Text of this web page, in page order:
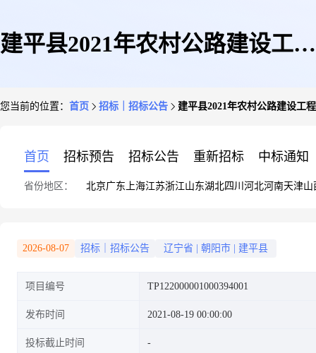
建平县2021年农村公路建设工程
您当前的位置： 首页 招标｜招标公告 建平县2021年农村公路建设工
首页 招标预告 招标公告 重新招标 中标通知
省份地区： 北京广东 上海江苏浙江山东湖北四川 河北河南天津山
2026-08-07 招标｜招标公告 辽宁省 朝阳市 建平县
项目编号 TP122000001000394001
发布时间 2021-08-19 00:00:00
投标截止时间